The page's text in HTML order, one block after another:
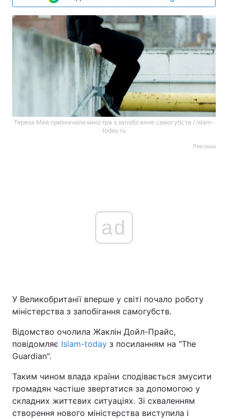
Тереза Мей призначила міністра з запобігання самогубств / islam-
today.ru
Реклама
ad
У Великобританії вперше у світі почало роботу
міністерства з запобігання самогубств.
Відомство очолила Жаклін Дойл-Прайс,
повідомляє Islam-today з посиланням на "The
Guardian".
Таким чином влада країни сподівається змусити
громадян частіше звертатися за допомогою у
складних життєвих ситуаціях. Зі схваленням
створення нового міністерства виступила і